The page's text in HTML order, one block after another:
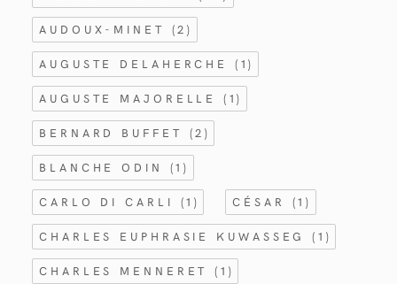
AUDOUX-MINET (2)
AUGUSTE DELAHERCHE(1)
AUGUSTE MAJORELLE(1)
BERNARD BUFFET (2)
BLANCHE ODIN (1)
CARLO DI CARLI (1) CÉSAR (1)
CHARLES EUPHRASIE KUWASSEG(1)
CHARLES MENNERET(1)